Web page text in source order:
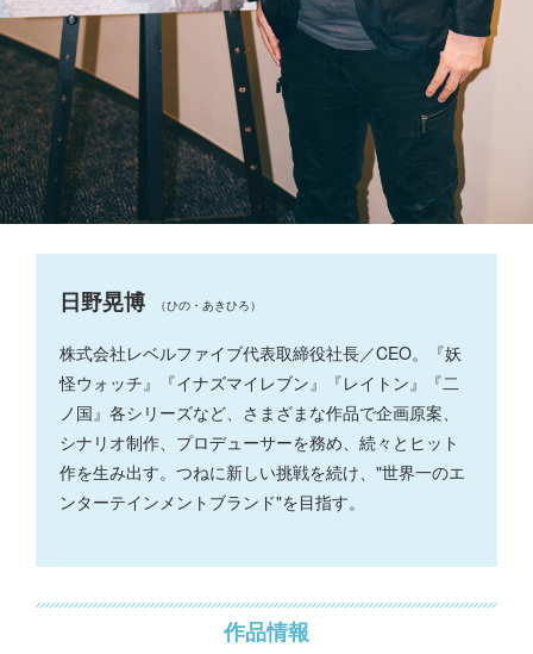
日野晃博 （ひの・あきひろ）
株式会社レベルファイブ代表取締役社長／CEO。『妖
怪ウォッチ』『イナズマイレブン』『レイトン』『二
ノ国』各シリーズなど、さまざまな作品で企画原案、
シナリオ制作、プロデューサーを務め、続々とヒット
作を生み出す。つねに新しい挑戦を続け、"世界一のエ
ンターテインメントブランド"を目指す。
作品情報